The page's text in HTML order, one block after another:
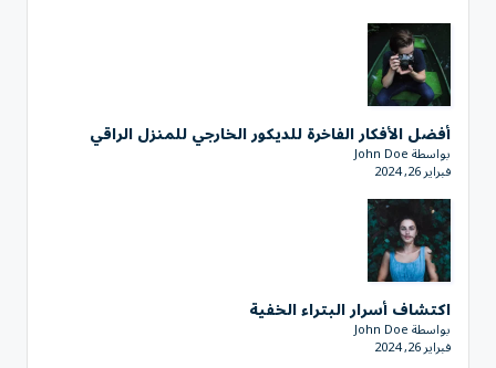
أفضل الأفكار الفاخرة للديكور الخارجي للمنزل الراقي
بواسطة John Doe
فبراير 26, 2024
اكتشاف أسرار البتراء الخفية
بواسطة John Doe
فبراير 26, 2024